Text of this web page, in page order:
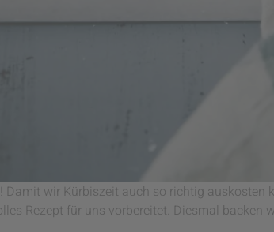
wir Kürbiszeit auch so richtig auskosten
Rezept für uns vorbereitet. Diesmal backen